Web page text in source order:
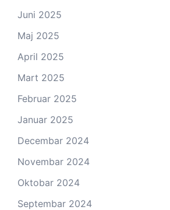
Juni 2025
Maj 2025
April 2025
Mart 2025
Februar 2025
Januar 2025
Decembar 2024
Novembar 2024
Oktobar 2024
Septembar 2024